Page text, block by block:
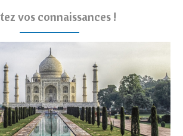
vos connaissances !